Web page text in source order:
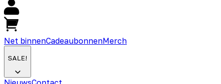
Net binnenCadeaubonnenMerch
SALE!